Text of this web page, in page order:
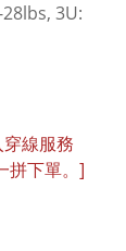
28lbs, 3U:
線服務
拼下單。]